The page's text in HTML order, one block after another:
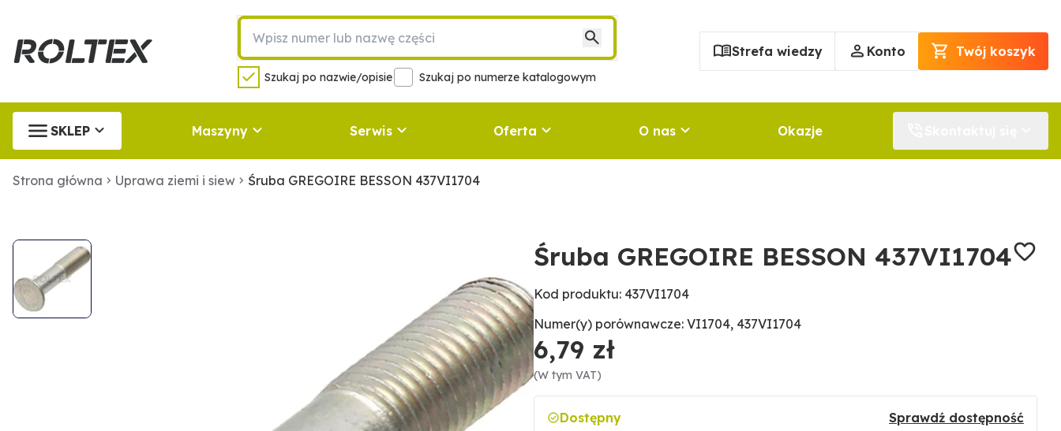
Szukaj po nazwie/opisie Szukaj po numerze katalogowym
Strefa wiedzy Konto Twój koszyk
SKLEP Maszyny Serwis Oferta O nas Okazje
Strona główna Uprawa ziemi i siew Śruba GREGOIRE BESSON 437VI1704
Śruba GREGOIRE BESSON 437VI1704
Kod produktu: 437VI1704
Numer(y) porównawcze: VI1704, 437VI1704
6,79 zł
(W tym VAT)
Dostępny Sprawdź dostępność